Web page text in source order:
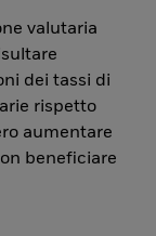
valutaria
dei tassi di
rispetto
aumentare
beneficiare